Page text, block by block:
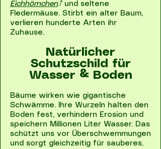
Eichhörnchen⤴und seltene
Fledermäuse. Stirbt ein alter Baum,
verlieren hunderte Arten ihr
Zuhause.
Natürlicher
Schutzschild für
Wasser & Boden
Bäume wirken wie gigantische
Schwämme. Ihre Wurzeln halten den
Boden fest, verhindern Erosion und
speichern Millionen Liter Wasser. Das
schützt uns vor Überschwemmungen
und sorgt gleichzeitig für sauberes,